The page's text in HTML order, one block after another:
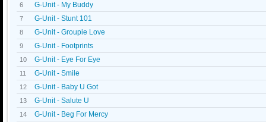
6 G-Unit - My Buddy
7 G-Unit - Stunt 101
8 G-Unit - Groupie Love
9 G-Unit - Footprints
10 G-Unit - Eye For Eye
11 G-Unit - Smile
12 G-Unit - Baby U Got
13 G-Unit - Salute U
14 G-Unit - Beg For Mercy